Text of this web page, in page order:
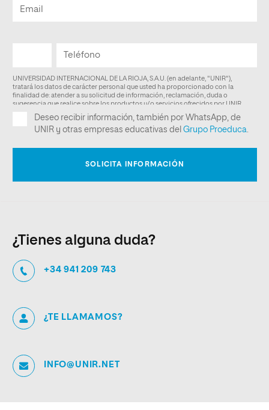
¿Tienes alguna duda?
+34 941 209 743
¿TE LLAMAMOS?
INFO@UNIR.NET